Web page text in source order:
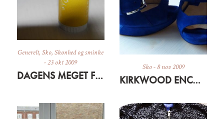
Generelt,Sko,Skønhed og sminke
-23 okt 2009
DAGENS MEGET FORNUFTIGE INDKØB
Sko-8 nov 2009
KIRKWOOD ENCORE